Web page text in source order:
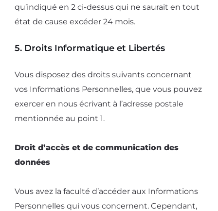
qu’indiqué en 2 ci-dessus qui ne saurait en tout
état de cause excéder 24 mois.
5. Droits Informatique et Libertés
Vous disposez des droits suivants concernant
vos Informations Personnelles, que vous pouvez
exercer en nous écrivant à l’adresse postale
mentionnée au point 1.
Droit d’accès et de communication des
données
Vous avez la faculté d’accéder aux Informations
Personnelles qui vous concernent. Cependant,